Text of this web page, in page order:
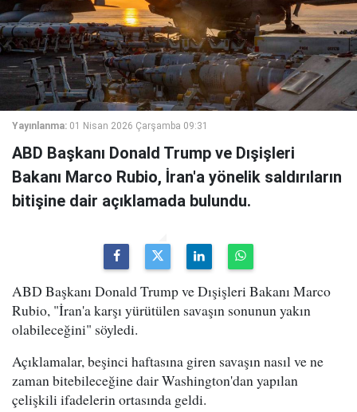
Yayınlanma: 01 Nisan 2026 Çarşamba 09:31
ABD Başkanı Donald Trump ve Dışişleri
Bakanı Marco Rubio, İran'a yönelik saldırıların
bitişine dair açıklamada bulundu.
ABD Başkanı Donald Trump ve Dışişleri Bakanı Marco
Rubio, "İran'a karşı yürütülen savaşın sonunun yakın
olabileceğini" söyledi.
Açıklamalar, beşinci haftasına giren savaşın nasıl ve ne
zaman bitebileceğine dair Washington'dan yapılan
çelişkili ifadelerin ortasında geldi.